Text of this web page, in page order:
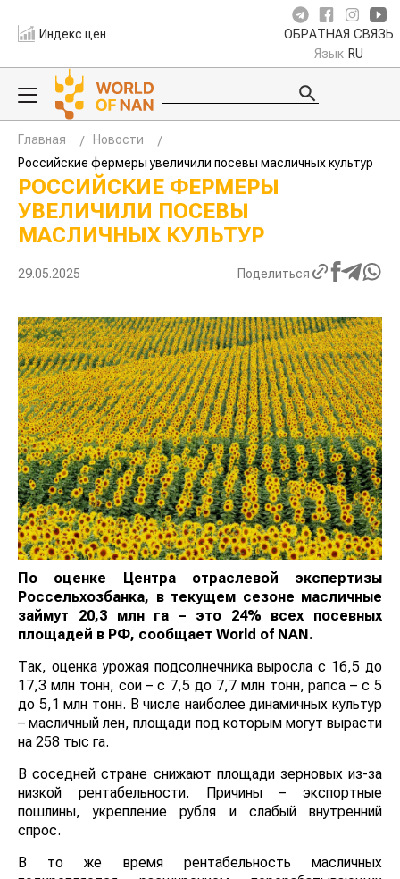
Индекс цен ОБРАТНАЯ СВЯЗЬ
Язык RU
Главная
Новости
Российские фермеры увеличили посевы масличных культур
РОССИЙСКИЕ ФЕРМЕРЫ
УВЕЛИЧИЛИ ПОСЕВЫ
МАСЛИЧНЫХ КУЛЬТУР
29.05.2025 Поделиться
По оценке Центра отраслевой экспертизы
Россельхозбанка, в текущем сезоне масличные
займут 20,3 млн га – это 24% всех посевных
площадей в РФ, сообщает World of NAN.
Так, оценка урожая подсолнечника выросла с 16,5 до
17,3 млн тонн, сои – с 7,5 до 7,7 млн тонн, рапса – с 5
до 5,1 млн тонн. В числе наиболее динамичных культур
– масличный лен, площади под которым могут вырасти
на 258 тыс га.
В соседней стране снижают площади зерновых из-за
низкой рентабельности. Причины – экспортные
пошлины, укрепление рубля и слабый внутренний
спрос.
В то же время рентабельность масличных